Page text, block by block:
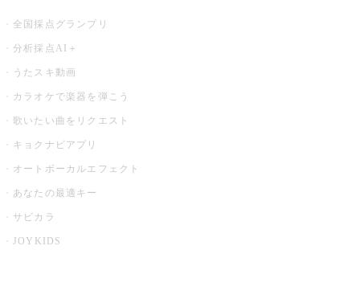
全国採点グランプリ
分析採点AI＋
うたスキ動画
カラオケで楽器を弾こう
歌いたい曲をリクエスト
キョクナビアプリ
オートボーカルエフェクト
あなたの最適キー
サビカラ
JOYKIDS